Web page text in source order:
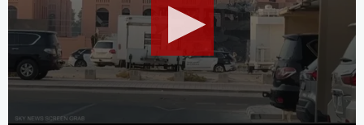
minutes,
seconds